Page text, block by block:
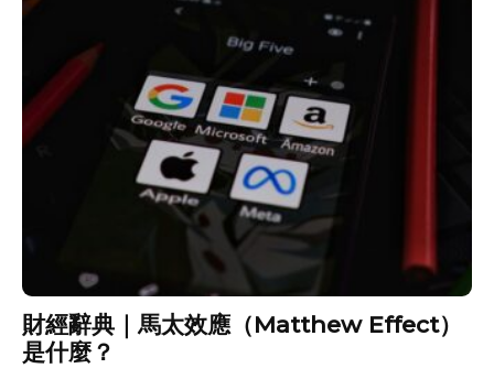
財經辭典｜馬太效應（Matthew Effect）
是什麼？